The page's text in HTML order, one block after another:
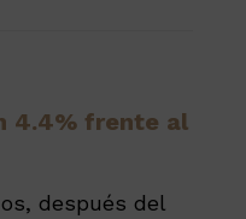
4.4% frente al
después del